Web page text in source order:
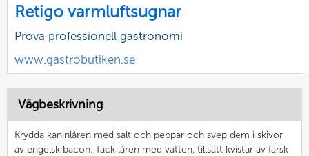
Retigo varmluftsugnar
Prova professionell gastronomi
www.gastrobutiken.se
Vägbeskrivning
Krydda kaninlåren med salt och peppar och svep dem i skivor
av engelsk bacon. Täck låren med vatten, tillsätt kvistar av färsk